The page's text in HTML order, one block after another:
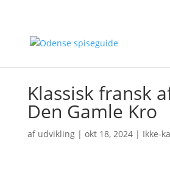
Klassisk fransk
Den Gamle Kro
af udvikling| okt 18, 2024| Ikke-